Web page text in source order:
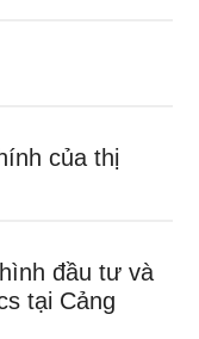
của thị
đầu tư và
tại Cảng